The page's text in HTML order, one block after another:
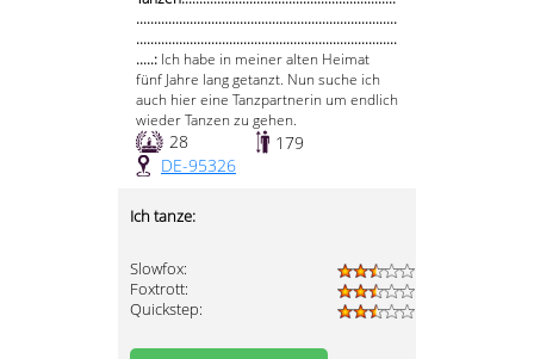
.........................................................................
.........................................................................
.....: Ich habe in meiner alten Heimat
fünf Jahre lang getanzt. Nun suche ich
auch hier eine Tanzpartnerin um endlich
wieder Tanzen zu gehen.
28
179
DE-95326
Ich tanze:
Slowfox:
Foxtrott:
Quickstep: